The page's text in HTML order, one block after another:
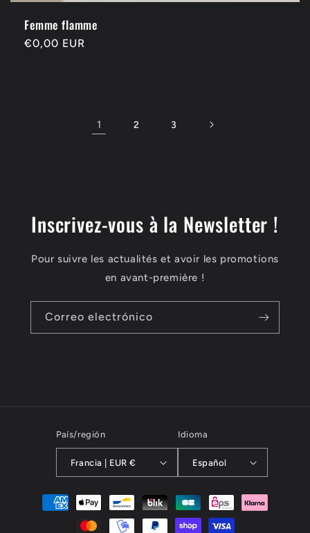
Femme flamme
Precio
€0,00 EUR
1 2 3
Inscrivez-vous à la Newsletter !
Pour suivre les actualités et avoir les promotions
en avant-première !
Correo electrónico
País/región
Francia | EUR €
Idioma
Español
Formas